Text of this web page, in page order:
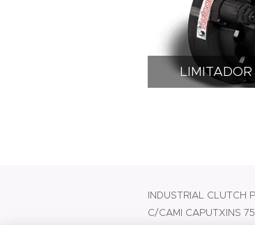
INDUSTRIAL CLUTCH
C/CAMI CAPUTXINS